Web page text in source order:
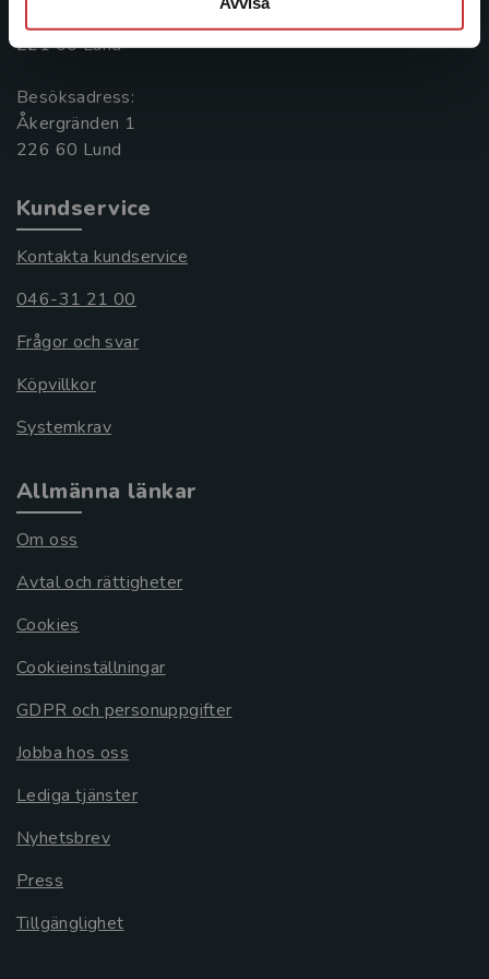
221 00 Lund
Besöksadress:
Åkergränden 1
Kundservice
Kontakta kundservice
046-31 21 00
Frågor och svar
Köpvillkor
Systemkrav
Allmänna länkar
Om oss
Avtal och rättigheter
Cookies
Cookieinställningar
GDPR och personuppgifter
Jobba hos oss
Lediga tjänster
Nyhetsbrev
Press
Tillgänglighet